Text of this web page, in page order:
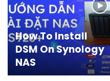
How To Install
DSM On Synology
NAS